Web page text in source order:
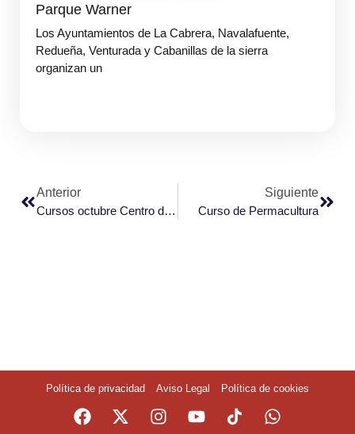
Parque Warner
Los Ayuntamientos de La Cabrera, Navalafuente,
Redueña, Venturada y Cabanillas de la sierra
organizan un
Anterior
Cursos octubre Centro de Capacitación Digital
Siguiente
Curso de Permacultura
Política de privacidad Aviso Legal Política de cookies